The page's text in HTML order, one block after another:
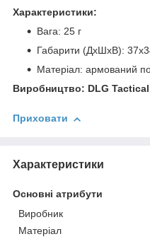
Характеристики:
Вага: 25 г
Габарити (ДхШхВ):
Матеріал: армований
Виробництво: DLG
Приховати
Характеристики
Основні атрибути
Виробник
Матеріал